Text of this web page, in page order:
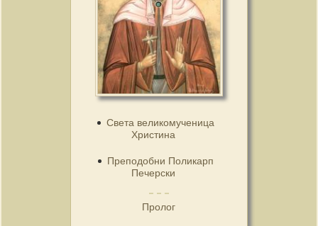
Света великомученица
Христина
Преподобни Поликарп
Печерски
Пролог